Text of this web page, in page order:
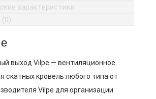
характеристики
выход Vilpe — вентиляционное
скатных кровель любого типа от
Vilpe для организации